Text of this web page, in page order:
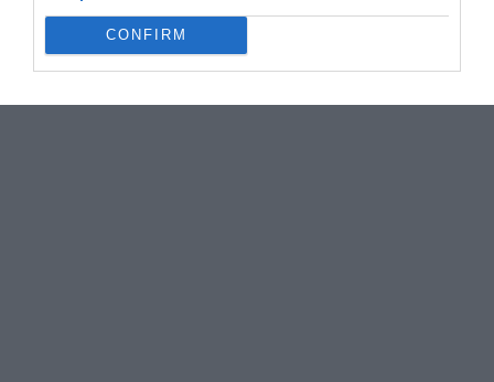
CONFIRM